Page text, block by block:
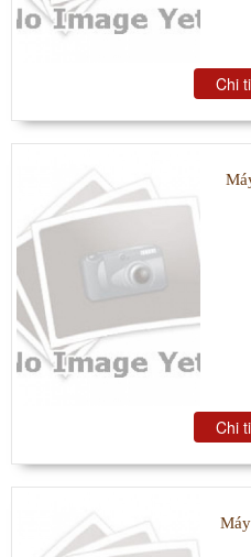
Chi
Chi